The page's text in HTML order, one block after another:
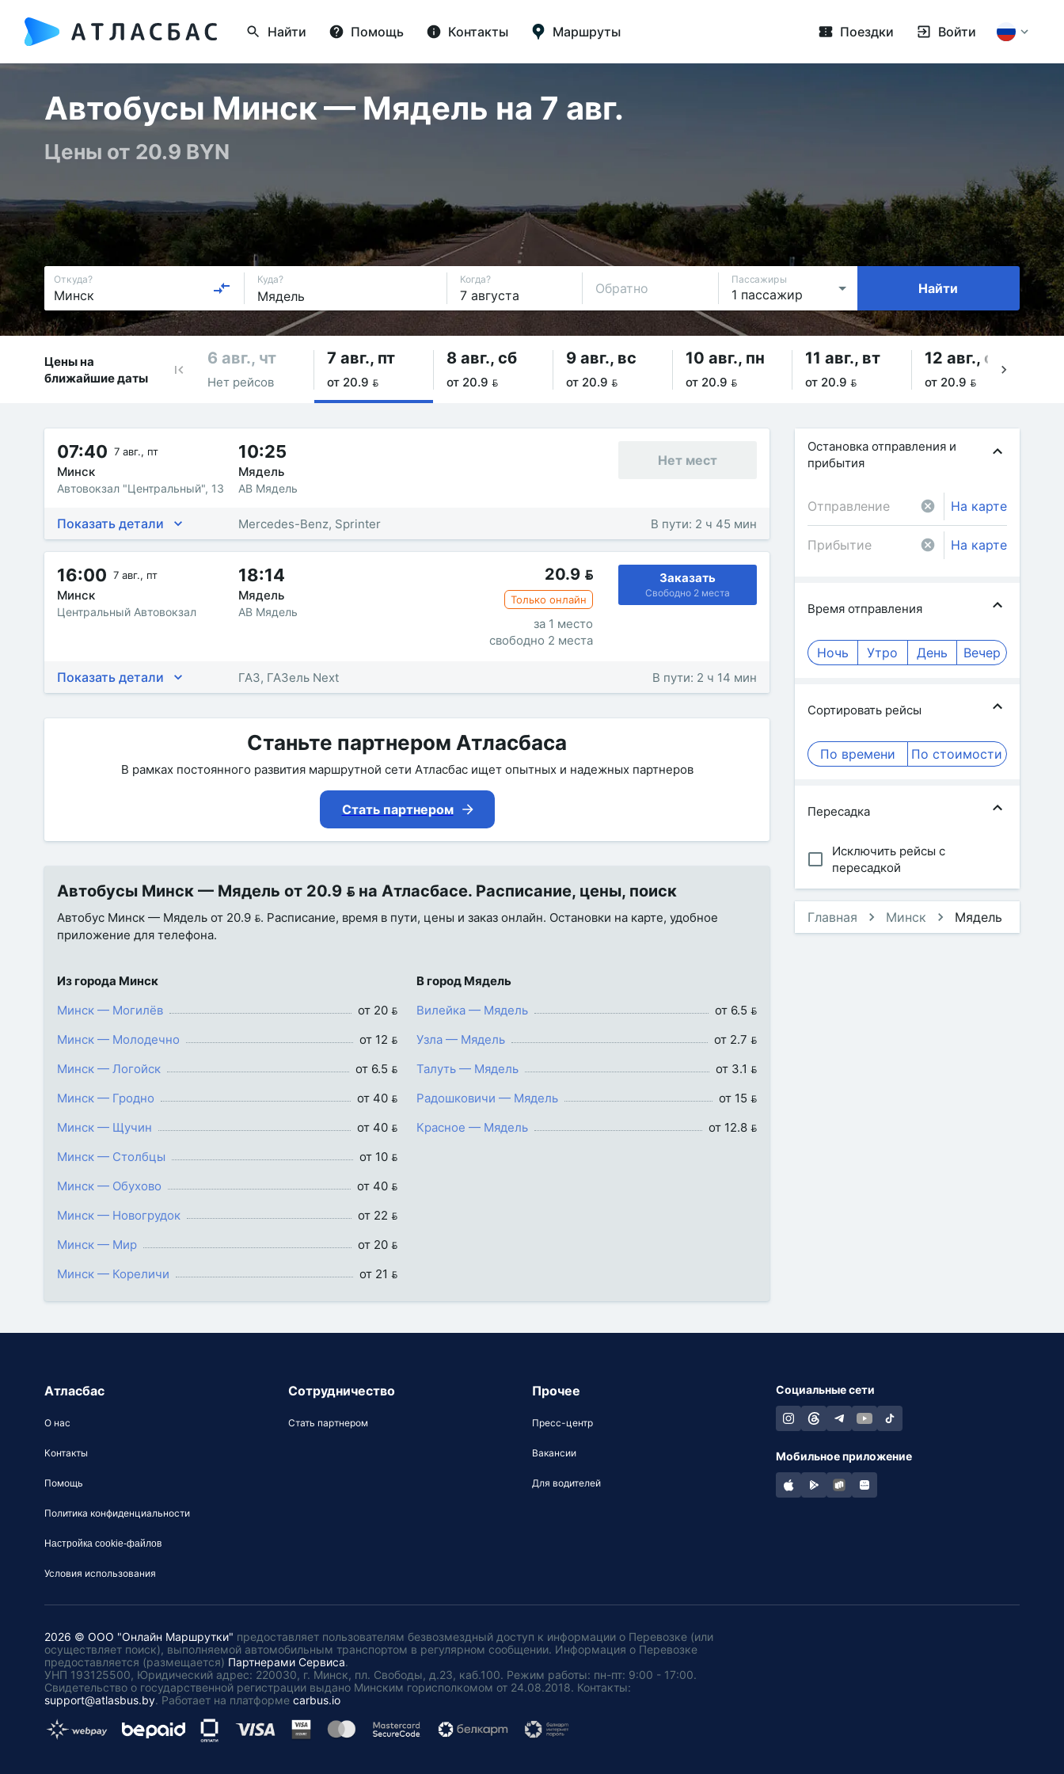
Найти Помощь Контакты Маршруты Поездки Войти
Автобусы Минск — Мядель на 7 авг.
Цены от 20.9 BYN
Откуда? Куда? Когда?
Обратно
Пассажиры
Найти
Цены на
ближайшие даты
6 авг., чт
Нет рейсов
7 авг., пт
от 20.9 
8 авг., сб
от 20.9 
9 авг., вс
от 20.9 
10 авг., пн
от 20.9 
11 авг., вт
от 20.9 
12 авг., ср
от 20.9 
07:40 7 авг., пт
Минск
Автовокзал "Центральный", 13
10:25
Мядель
АВ Мядель
Нет мест
Показать детали Mercedes-Benz, Sprinter В пути: 2 ч 45 мин
16:00 7 авг., пт
Минск
Центральный Автовокзал
18:14
Мядель
АВ Мядель
20.9 
Только онлайн
за 1 место
свободно 2 места
Заказать
Свободно 2 места
Показать детали ГАЗ, ГАЗель Next В пути: 2 ч 14 мин
Станьте партнером Атласбаса
В рамках постоянного развития маршрутной сети Атласбас ищет опытных и надежных партнеров
Стать партнером
Автобусы Минск — Мядель от 20.9  на Атласбасе. Расписание, цены, поиск
Автобус Минск — Мядель от 20.9 . Расписание, время в пути, цены и заказ онлайн. Остановки на карте, удобное
приложение для телефона.
Из города Минск
Минск — Могилёв
от 20 
Минск — Молодечно
от 12 
Минск — Логойск
от 6.5 
Минск — Гродно
от 40 
Минск — Щучин
от 40 
Минск — Столбцы
от 10 
Минск — Обухово
от 40 
Минск — Новогрудок
от 22 
Минск — Мир
от 20 
Минск — Кореличи
от 21 
В город Мядель
Вилейка — Мядель
от 6.5 
Узла — Мядель
от 2.7 
Талуть — Мядель
от 3.1 
Радошковичи — Мядель
от 15 
Красное — Мядель
от 12.8 
Остановка отправления и
прибытия
На карте
На карте
Время отправления
Ночь Утро День Вечер
Сортировать рейсы
По времени По стоимости
Пересадка
Исключить рейсы с
пересадкой
Главная Минск Мядель
Атласбас
О нас
Контакты
Помощь
Политика конфиденциальности
Настройка cookie-файлов
Условия использования
Сотрудничество
Стать партнером
Прочее
Пресс-центр
Вакансии
Для водителей
Социальные сети
Мобильное приложение
2026 © ООО "Онлайн Маршрутки" предоставляет пользователям безвозмездный доступ к информации о Перевозке (или
осуществляет поиск), выполняемой автомобильным транспортом в регулярном сообщении. Информация о Перевозке
предоставляется (размещается) Партнерами Сервиса.
УНП 193125500, Юридический адрес: 220030, г. Минск, пл. Свободы, д.23, каб.100. Режим работы: пн-пт: 9:00 - 17:00.
Свидетельство о государственной регистрации выдано Минским горисполкомом от 24.08.2018. Контакты:
support@atlasbus.by. Работает на платформе carbus.io